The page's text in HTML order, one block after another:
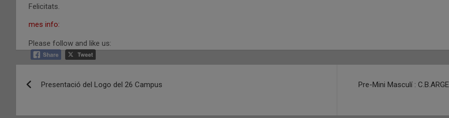
Felicitats.
mes info:
Please follow and like us:
d'entrades
Presentació del Logo del 26 Campus Pre-Mini Masculí :